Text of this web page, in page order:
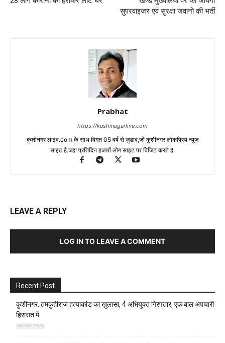
सुपरवाइजर एवं सुरक्षा जवानो की भर्ती
Prabhat
https://kushinagarlive.com
कुशीनगर लाइव.com के साथ विगत 05 वर्ष से जुडाव,जो कुशीनगर लोकप्रिय न्यूज़
साइट है.जहा प्रतिदिन हजारों लोग साइट पर विजिट करते है.
LEAVE A REPLY
LOG IN TO LEAVE A COMMENT
Recent Post
कुशीनगर: तमकुहीराज हत्याकांड का खुलासा, 4 अभियुक्त गिरफ्तार, एक बाल अपचारी
हिरासत में
08/08/2026